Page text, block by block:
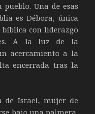
Una de esas
es Débora, única
con liderazgo
A la luz de la
acercamiento a la
encerrada tras la
de Israel, mujer de